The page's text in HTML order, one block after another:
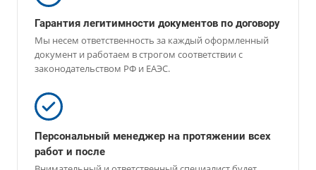
Гарантия легитимности документов по договору
Мы несем ответственность за каждый оформленный
документ и работаем в строгом соответствии с
законодательством РФ и ЕАЭС.
Персональный менеджер на протяжении всех
работ и после